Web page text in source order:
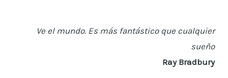
Ve el mundo. Es más fantástico que cualquier
sueño
Ray Bradbury